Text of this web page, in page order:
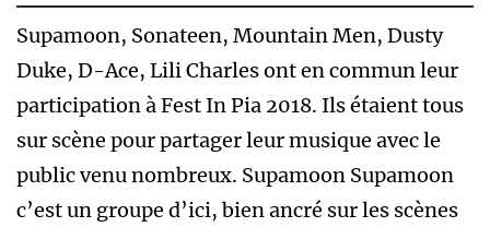
Supamoon, Sonateen, Mountain Men, Dusty
Duke, D-Ace, Lili Charles ont en commun leur
participation à Fest In Pia 2018. Ils étaient tous
sur scène pour partager leur musique avec le
public venu nombreux. Supamoon Supamoon
c’est un groupe d’ici, bien ancré sur les scènes